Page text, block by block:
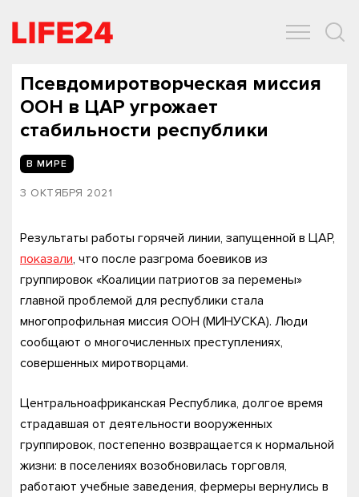
Псевдомиротворческая миссия
ООН в ЦАР угрожает
стабильности республики
В МИРЕ
3 ОКТЯБРЯ 2021
Результаты работы горячей линии, запущенной в ЦАР,
показали, что после разгрома боевиков из
группировок «Коалиции патриотов за перемены»
главной проблемой для республики стала
многопрофильная миссия ООН (МИНУСКА). Люди
сообщают о многочисленных преступлениях,
совершенных миротворцами.
Центральноафриканская Республика, долгое время
страдавшая от деятельности вооруженных
группировок, постепенно возвращается к нормальной
жизни: в поселениях возобновилась торговля,
работают учебные заведения, фермеры вернулись в